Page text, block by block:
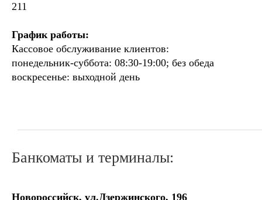
211
График работы:
Кассовое обслуживание клиентов:
понедельник-суббота: 08:30-19:00; без обеда
воскресенье: выходной день
Банкоматы и терминалы:
Новороссийск, ул.Дзержинского, 196